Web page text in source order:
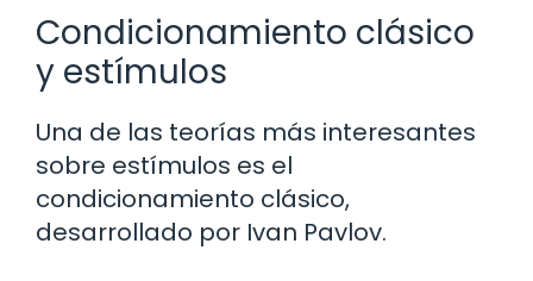
Condicionamiento clásico
y estímulos
Una de las teorías más interesantes
sobre estímulos es el
condicionamiento clásico,
desarrollado por Ivan Pavlov.